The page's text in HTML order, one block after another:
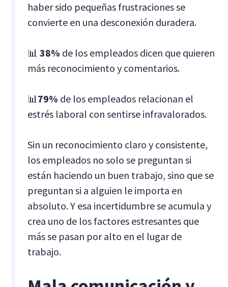
haber sido pequeñas frustraciones se
convierte en una desconexión duradera.
📊38% de los empleados dicen que quieren
más reconocimiento y comentarios.
📊79% de los empleados relacionan el
estrés laboral con sentirse infravalorados.
Sin un reconocimiento claro y consistente,
los empleados no solo se preguntan si
están haciendo un buen trabajo, sino que se
preguntan si a alguien le importa en
absoluto. Y esa incertidumbre se acumula y
crea uno de los factores estresantes que
más se pasan por alto en el lugar de
trabajo.